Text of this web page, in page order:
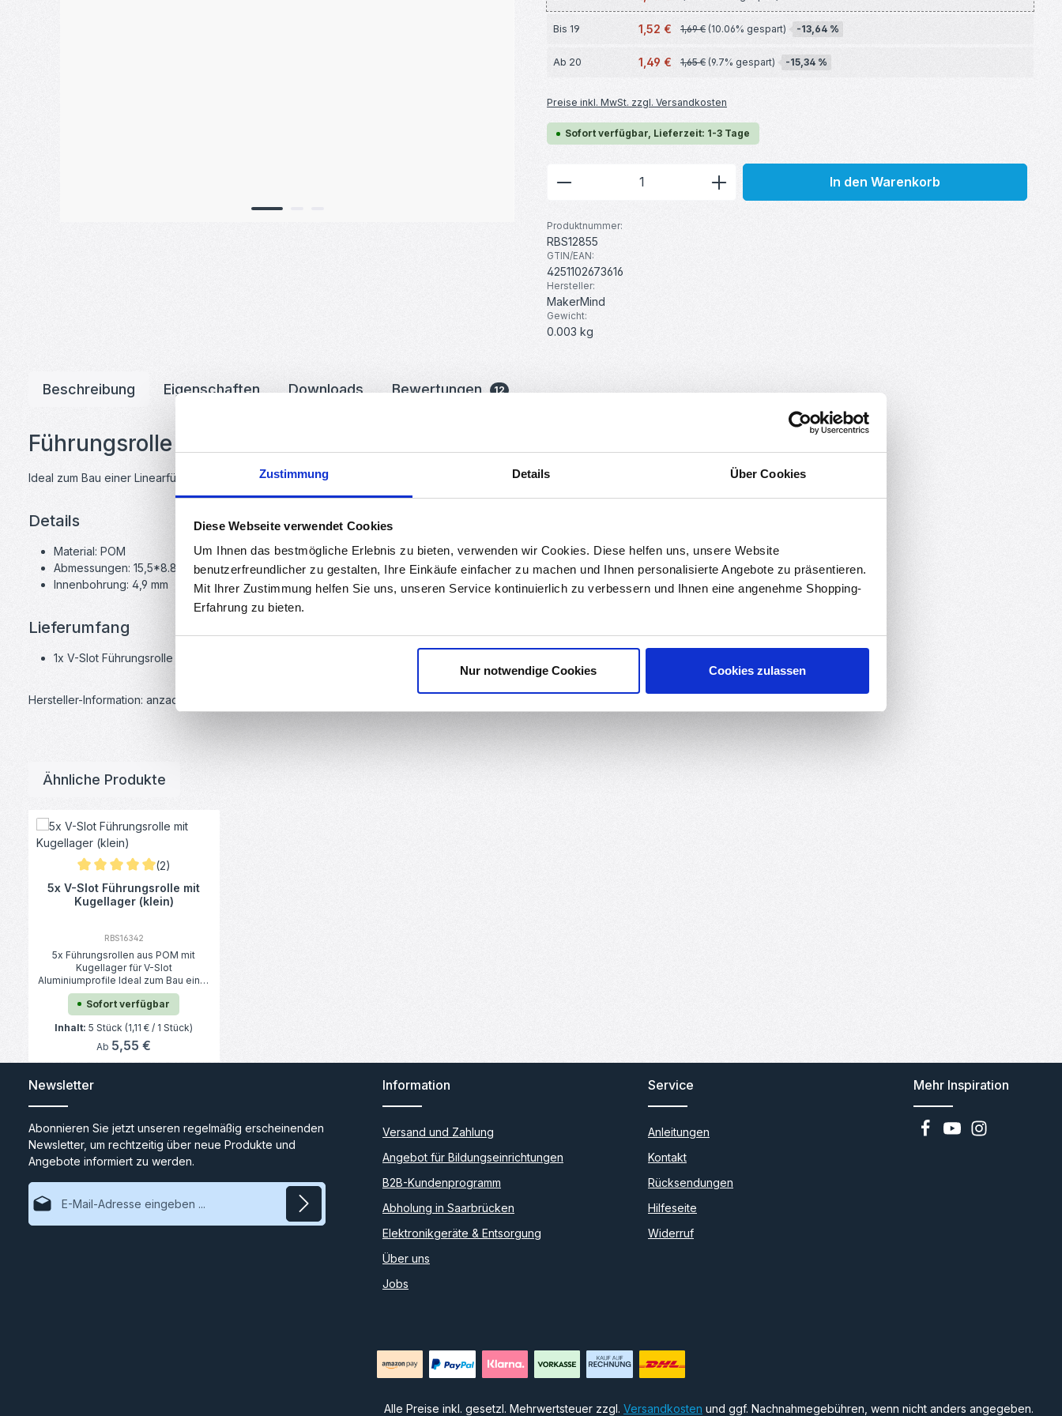
Zustimmung Details Über Cookies
Diese Webseite verwendet Cookies
Um Ihnen das bestmögliche Erlebnis zu bieten, verwenden wir Cookies. Diese helfen uns, unsere Website
benutzerfreundlicher zu gestalten, Ihre Einkäufe einfacher zu machen und Ihnen personalisierte Angebote zu präsentieren.
Mit Ihrer Zustimmung helfen Sie uns, unseren Service kontinuierlich zu verbessern und Ihnen eine angenehme Shopping-
Erfahrung zu bieten.
Nur notwendige Cookies Cookies zulassen
Bis 19 1,52 € 1,69 € (10.06% gespart) -13,64 %
Ab 20 1,49 € 1,65 € (9.7% gespart) -15,34 %
Preise inkl. MwSt. zzgl. Versandkosten
Sofort verfügbar, Lieferzeit: 1-3 Tage
Produkt Anzahl: Gib den gewünschten Wert ein oder
In den Warenkorb
Produktnummer:
RBS12855
GTIN/EAN:
4251102673616
Hersteller:
MakerMind
Gewicht:
0.003 kg
Beschreibung Eigenschaften Downloads Bewertungen 12
Führungsrolle aus POM mit Kugellager für V-Slot Aluminiumprofile
Ideal zum Bau einer Linearführung für 3D-Drucker oder CNC-Maschinen - ohne teure Präzisionswellen, Linearlager, ect.
Details
Material: POM
Abmessungen: 15,5*8.8 mm
Innenbohrung: 4,9 mm
Lieferumfang
1x V-Slot Führungsrolle mit Kugellager (klein)
Hersteller-Information: anzado GmbH, Römerstadt 2-4, 66121 Saarbrücken Deutschland, info@roboter-bausatz.de
Ähnliche Produkte
Produktgalerie überspringen
Durchschnittliche Bewertung von 5 von 5 Sternen
(2)
5x V-Slot Führungsrolle mit
Kugellager (klein)
RBS16342
5x Führungsrollen aus POM mit
Kugellager für V-Slot
Aluminiumprofile Ideal zum Bau einer
Linearführung für 3D-Drucker oder
CNC-Maschinen - ohne teure
Präzisionswellen, Linearlager, ect.
Details Material: POM Abmessungen:
15,5*8.8 mm Innenbohrung: 4,9 mm
Sofort verfügbar
Inhalt:5 Stück (1,11 € / 1 Stück)
Regulärer Preis:
Ab 5,55 €
Newsletter
Abonnieren Sie jetzt unseren regelmäßig erscheinenden
Newsletter, um rechtzeitig über neue Produkte und
Angebote informiert zu werden.
E-Mail-Adresse*
Information
Versand und Zahlung
Angebot für Bildungseinrichtungen
B2B-Kundenprogramm
Abholung in Saarbrücken
Elektronikgeräte & Entsorgung
Über uns
Jobs
Service
Anleitungen
Kontakt
Rücksendungen
Hilfeseite
Widerruf
Mehr Inspiration
Alle Preise inkl. gesetzl. Mehrwertsteuer zzgl. Versandkosten und ggf. Nachnahmegebühren, wenn nicht anders angegeben.